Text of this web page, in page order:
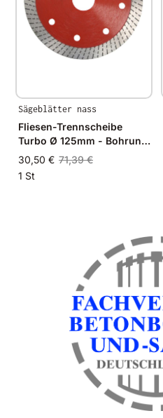
Sägeblätter nass
Fliesen-Trennscheibe
Turbo Ø 125mm - Bohrung
22,23
30,50 € 71,39 €
1 St